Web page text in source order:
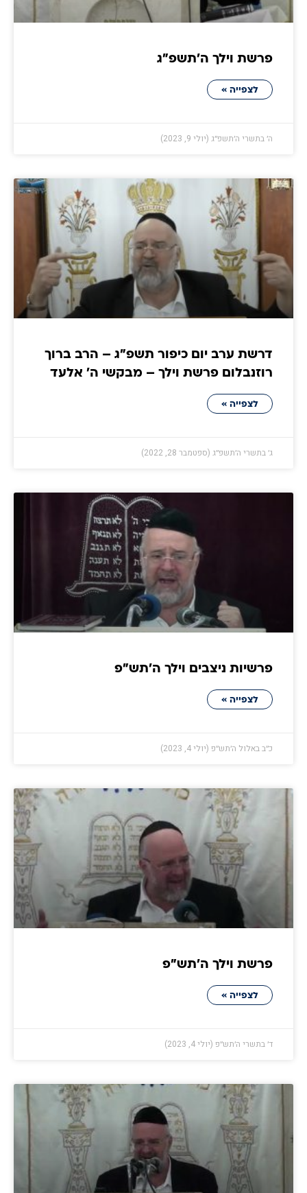
פרשת וילך ה׳תשפ״ג
לצפייה »
ה׳ בתשרי ה׳תשפ״ג (יולי 9, 2023)
דרשת ערב יום כיפור תשפ"ג – הרב ברוך
רוזנבלום פרשת וילך – מבקשי ה' אלעד
לצפייה »
ג׳ בתשרי ה׳תשפ״ג (ספטמבר 28, 2022)
פרשיות ניצבים וילך ה׳תש״פ
לצפייה »
כ״ב באלול ה׳תש״פ (יולי 4, 2023)
פרשת וילך ה׳תש״פ
לצפייה »
ד׳ בתשרי ה׳תש״פ (יולי 4, 2023)